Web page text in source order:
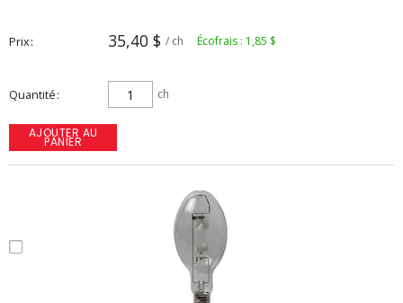
Prix 35,40 $ / ch Écofrais : 1,85 $
Quantité ch
AJOUTER AU
PANIER